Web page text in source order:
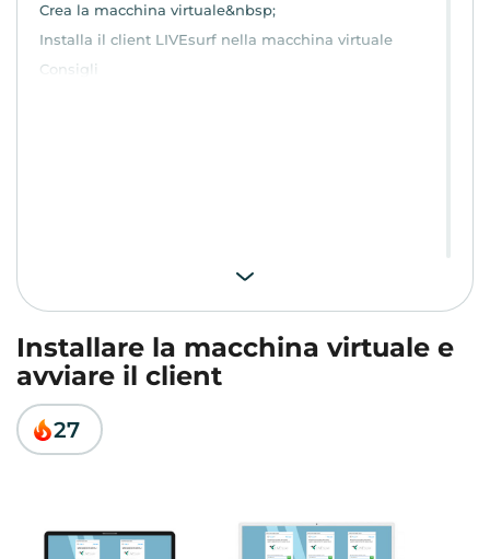
Crea la macchina virtuale&nbsp;
Installa il client LIVEsurf nella macchina virtuale
Consigli
Installare la macchina virtuale e
avviare il client
27